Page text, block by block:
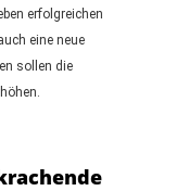
erfolgreichen
eine neue
sollen die